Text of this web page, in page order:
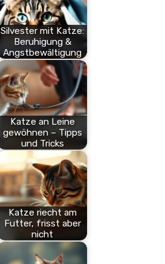
Silvester mit Katze:
Beruhigung &
Angstbewältigung
Katze an Leine
gewöhnen – Tipps
und Tricks
Katze riecht am
Futter, frisst aber
nicht